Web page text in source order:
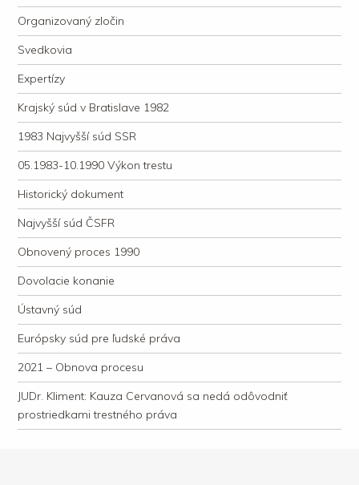
Organizovaný zločin
Svedkovia
Expertízy
Krajský súd v Bratislave 1982
1983 Najvyšší súd SSR
05.1983-10.1990 Výkon trestu
Historický dokument
Najvyšší súd ČSFR
Obnovený proces 1990
Dovolacie konanie
Ústavný súd
Európsky súd pre ľudské práva
2021 – Obnova procesu
JUDr. Kliment: Kauza Cervanová sa nedá odôvodniť
prostriedkami trestného práva